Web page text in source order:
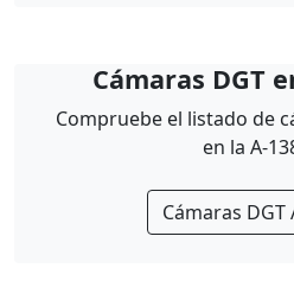
Cámaras DGT
Compruebe el listado de
en la A-
Cámaras DGT